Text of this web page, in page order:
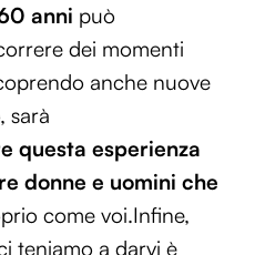
anni può
dei momenti
anche nuove
sarà
questa esperienza
donne e uomini che
come voi.Infine,
teniamo a darvi è